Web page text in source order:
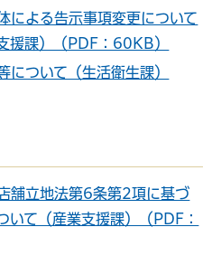
よる告示事項変更について
援課）（PDF：60KB）
ついて（生活衛生課）
立地法第6条第2項に基づ
いて（産業支援課）（PDF：